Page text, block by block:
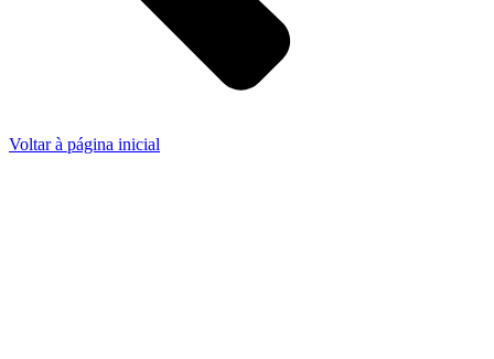
Voltar à página inicial